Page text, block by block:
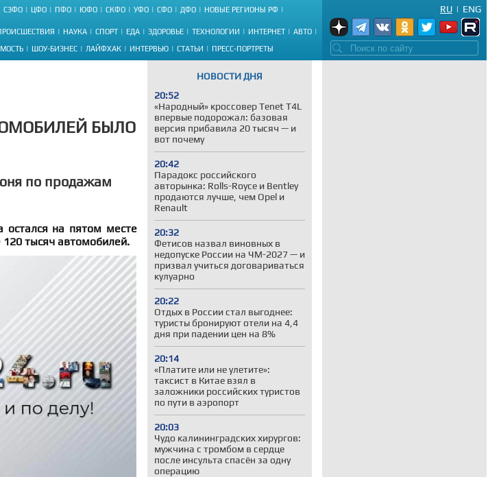
СЗФО ЦФО ПФО ЮФО СКФО УФО СФО ДФО НОВЫЕ РЕГИОНЫ РФ
НАУКА СПОРТ ЕДА ЗДОРОВЬЕ ТЕХНОЛОГИИ ИНТЕРНЕТ АВТО
ШОУ-БИЗНЕС ЛАЙФХАК ИНТЕРВЬЮ СТАТЬИ ПРЕСС-ПОРТРЕТЫ
ENG
|
RU
НОВОСТИ ДНЯ
20:52
«Народный» кроссовер Tenet T4L
впервые подорожал: базовая
версия прибавила 20 тысяч — и
вот почему
20:42
Парадокс российского
авторынка: Rolls-Royce и Bentley
продаются лучше, чем Opel и
Renault
20:32
Фетисов назвал виновных в
недопуске России на ЧМ-2027 — и
призвал учиться договариваться
кулуарно
20:22
Отдых в России стал выгоднее:
туристы бронируют отели на 4,4
дня при падении цен на 8%
20:14
«Платите или не улетите»:
таксист в Китае взял в
заложники российских туристов
по пути в аэропорт
20:03
Чудо калининградских хирургов:
мужчина с тромбом в сердце
после инсульта спасён за одну
операцию
БЫЛО
по продажам
остался на пятом месте
120 тысяч автомобилей.